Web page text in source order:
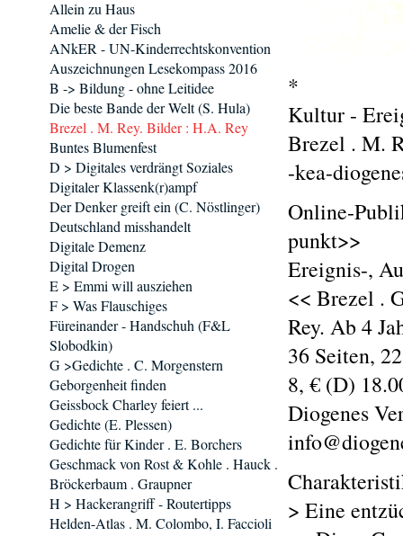
*
Kultur -
Brezel . M.
-kea-
Online-
punkt>>
Ereignis-,
<< Brezel .
Rey. Ab 4
36 Seiten,
8, € (D)
Diogenes
> Eine
Allein zu Haus
Amelie & der Fisch
ANkER - UN-Kinderrechtskonvention
Auszeichnungen Lesekompass 2016
B -> Bildung - ohne Leitidee
Die beste Bande der Welt (S. Hula)
Brezel . M. Rey. Bilder : H.A. Rey
Buntes Blumenfest
D > Digitales verdrängt Soziales
Digitaler Klassenk(r)ampf
Der Denker greift ein (C. Nöstlinger)
Deutschland misshandelt
Digitale Demenz
Digital Drogen
E > Emmi will ausziehen
F > Was Flauschiges
Füreinander - Handschuh (F&L
Slobodkin)
G >Gedichte . C. Morgenstern
Geborgenheit finden
Geissbock Charley feiert ...
Gedichte (E. Plessen)
Gedichte für Kinder . E. Borchers
Geschmack von Rost & Kohle . Hauck .
Bröckerbaum . Graupner
H > Hackerangriff - Routertipps
Helden-Atlas . M. Colombo, I. Faccioli